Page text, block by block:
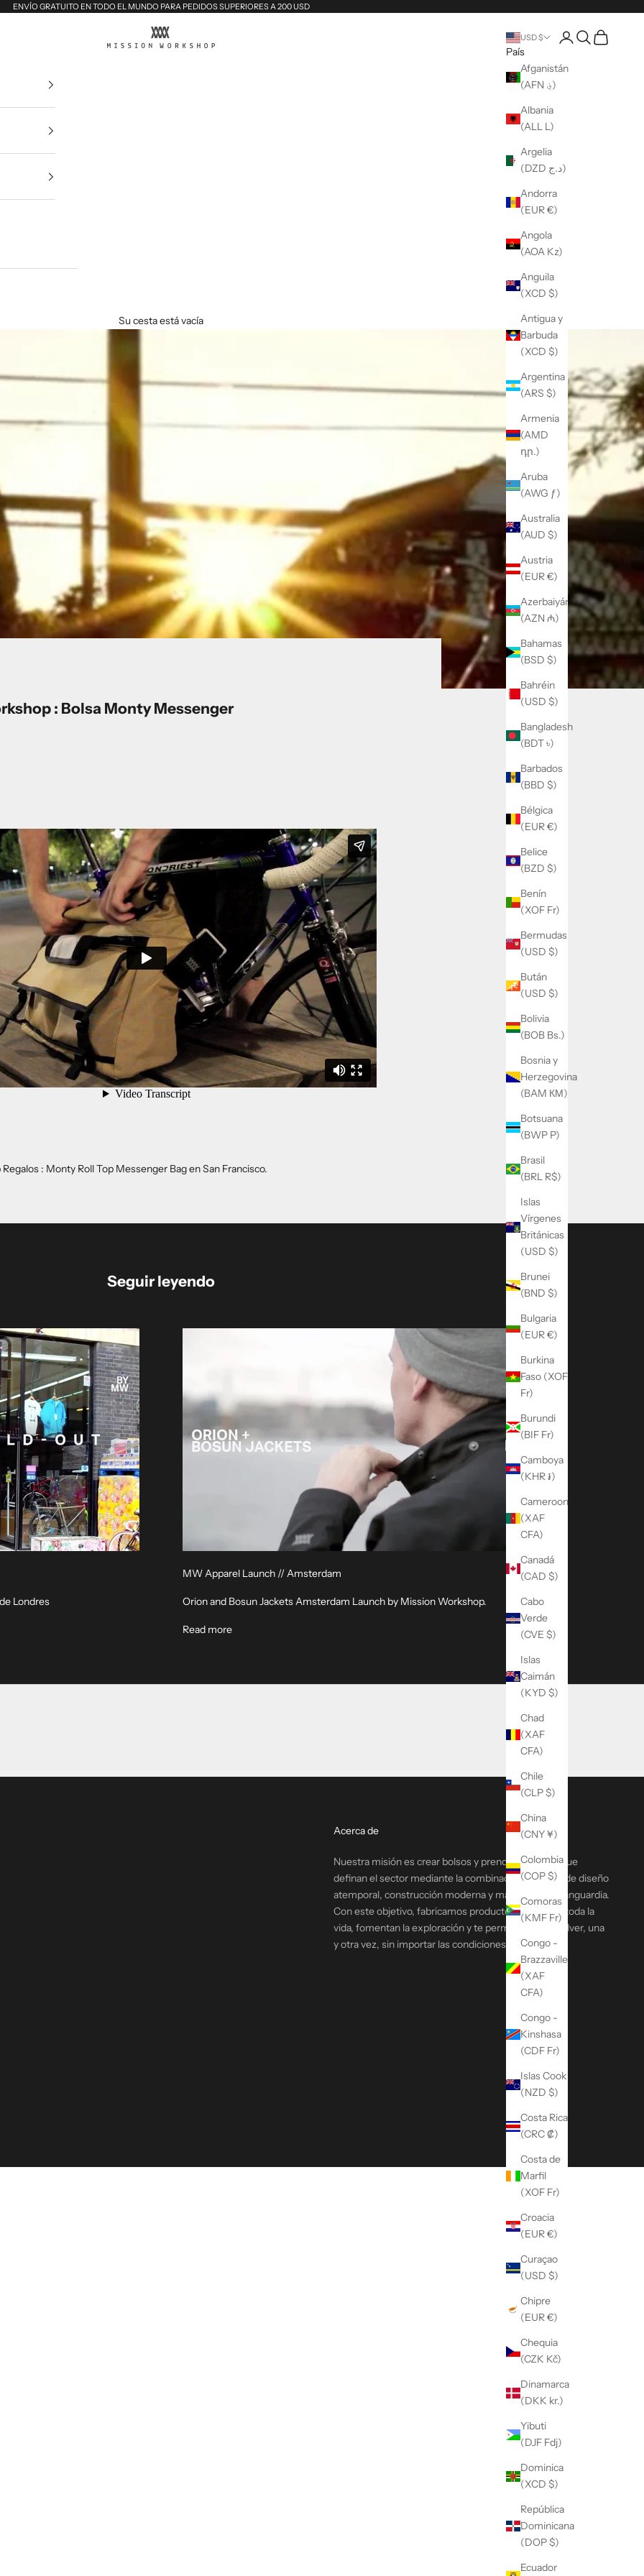
ENVÍO GRATUITO EN TODO EL MUNDO PARA PEDIDOS SUPERIORES A 200 USD
MISSION WORKSHOP USD $
País
Afganistán
(AFN ؋)
Albania
(ALL L)
Argelia
(DZD د.ج)
Andorra
(EUR €)
Angola
(AOA Kz)
Anguila
(XCD $)
Antigua y
Barbuda
(XCD $)
Argentina
(ARS $)
Armenia
(AMD
դր.)
Aruba
(AWG ƒ)
Australia
(AUD $)
Austria
(EUR €)
Azerbaiyán
(AZN ₼)
Bahamas
(BSD $)
Bahréin
(USD $)
Bangladesh
(BDT ৳)
Barbados
(BBD $)
Bélgica
(EUR €)
Belice
(BZD $)
Benín
(XOF Fr)
Bermudas
(USD $)
Bután
(USD $)
Bolivia
(BOB Bs.)
Bosnia y
Herzegovina
(BAM КМ)
Botsuana
(BWP P)
Brasil
(BRL R$)
Islas
Vírgenes
Británicas
(USD $)
Brunei
(BND $)
Bulgaria
(EUR €)
Burkina
Faso (XOF
Fr)
Burundi
(BIF Fr)
Camboya
(KHR ៛)
Cameroon
(XAF
CFA)
Canadá
(CAD $)
Cabo
Verde
(CVE $)
Islas
Caimán
(KYD $)
Chad
(XAF
CFA)
Chile
(CLP $)
China
(CNY ¥)
Colombia
(COP $)
Comoras
(KMF Fr)
Congo -
Brazzaville
(XAF
CFA)
Congo -
Kinshasa
(CDF Fr)
Islas Cook
(NZD $)
Costa Rica
(CRC ₡)
Costa de
Marfil
(XOF Fr)
Croacia
(EUR €)
Curaçao
(USD $)
Chipre
(EUR €)
Chequia
(CZK Kč)
Dinamarca
(DKK kr.)
Yibuti
(DJF Fdj)
Dominica
(XCD $)
República
Dominicana
(DOP $)
Ecuador
Abrir una cuenta
Búsqueda
Carro
Su cesta está vacía
: Bolsa Monty Messenger
: Monty Roll Top Messenger Bag en San Francisco.
Seguir leyendo
Londres
Out
MW Apparel Launch // Amsterdam
Orion and Bosun Jackets Amsterdam Launch by Mission Workshop.
Read moreAbout MW Apparel Launch // Amsterdam
Acerca de
Nuestra misión es crear bolsos y prendas de vestir que
definan el sector mediante la combinación perfecta de diseño
atemporal, construcción moderna y materiales de vanguardia.
Con este objetivo, fabricamos productos que duran toda la
vida, fomentan la exploración y te permiten salir y volver, una
y otra vez, sin importar las condiciones.